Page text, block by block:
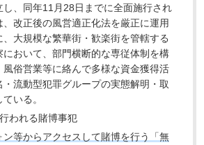
し、同年11月28日までに全面施行され
、改正後の風営適正化法を厳正に運用
、大規模な繁華街・歓楽街を管轄する
において、部門横断的な専従体制を構
風俗営業等に絡んで多様な資金獲得活
・流動型犯罪グループの実態解明・取
いる。
われる賭博事犯
ン等からアクセスして賭博を行う「無